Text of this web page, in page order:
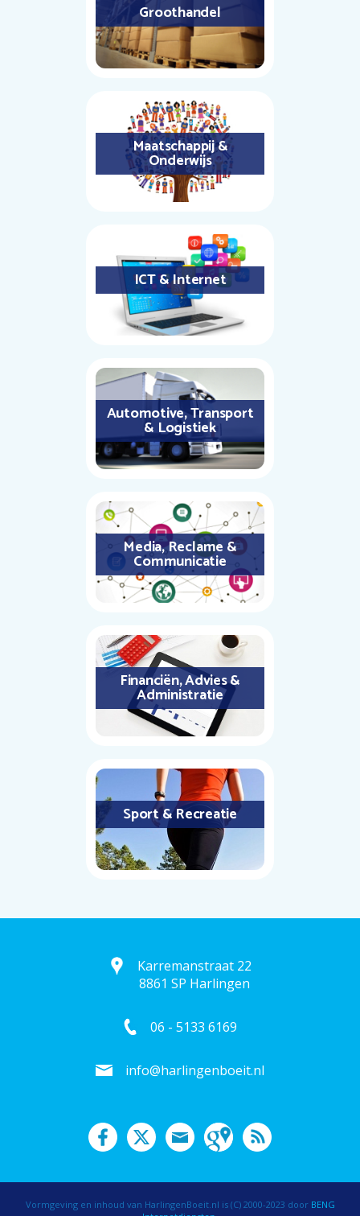
Groothandel
Maatschappij &
Onderwijs
ICT & Internet
Automotive, Transport
& Logistiek
Media, Reclame &
Communicatie
Financiën, Advies &
Administratie
Sport & Recreatie
Karremanstraat 22
8861 SP Harlingen
06 - 5133 6169
info@harlingenboeit.nl
Vormgeving en inhoud van HarlingenBoeit.nl is (C) 2000-2023 door BENG